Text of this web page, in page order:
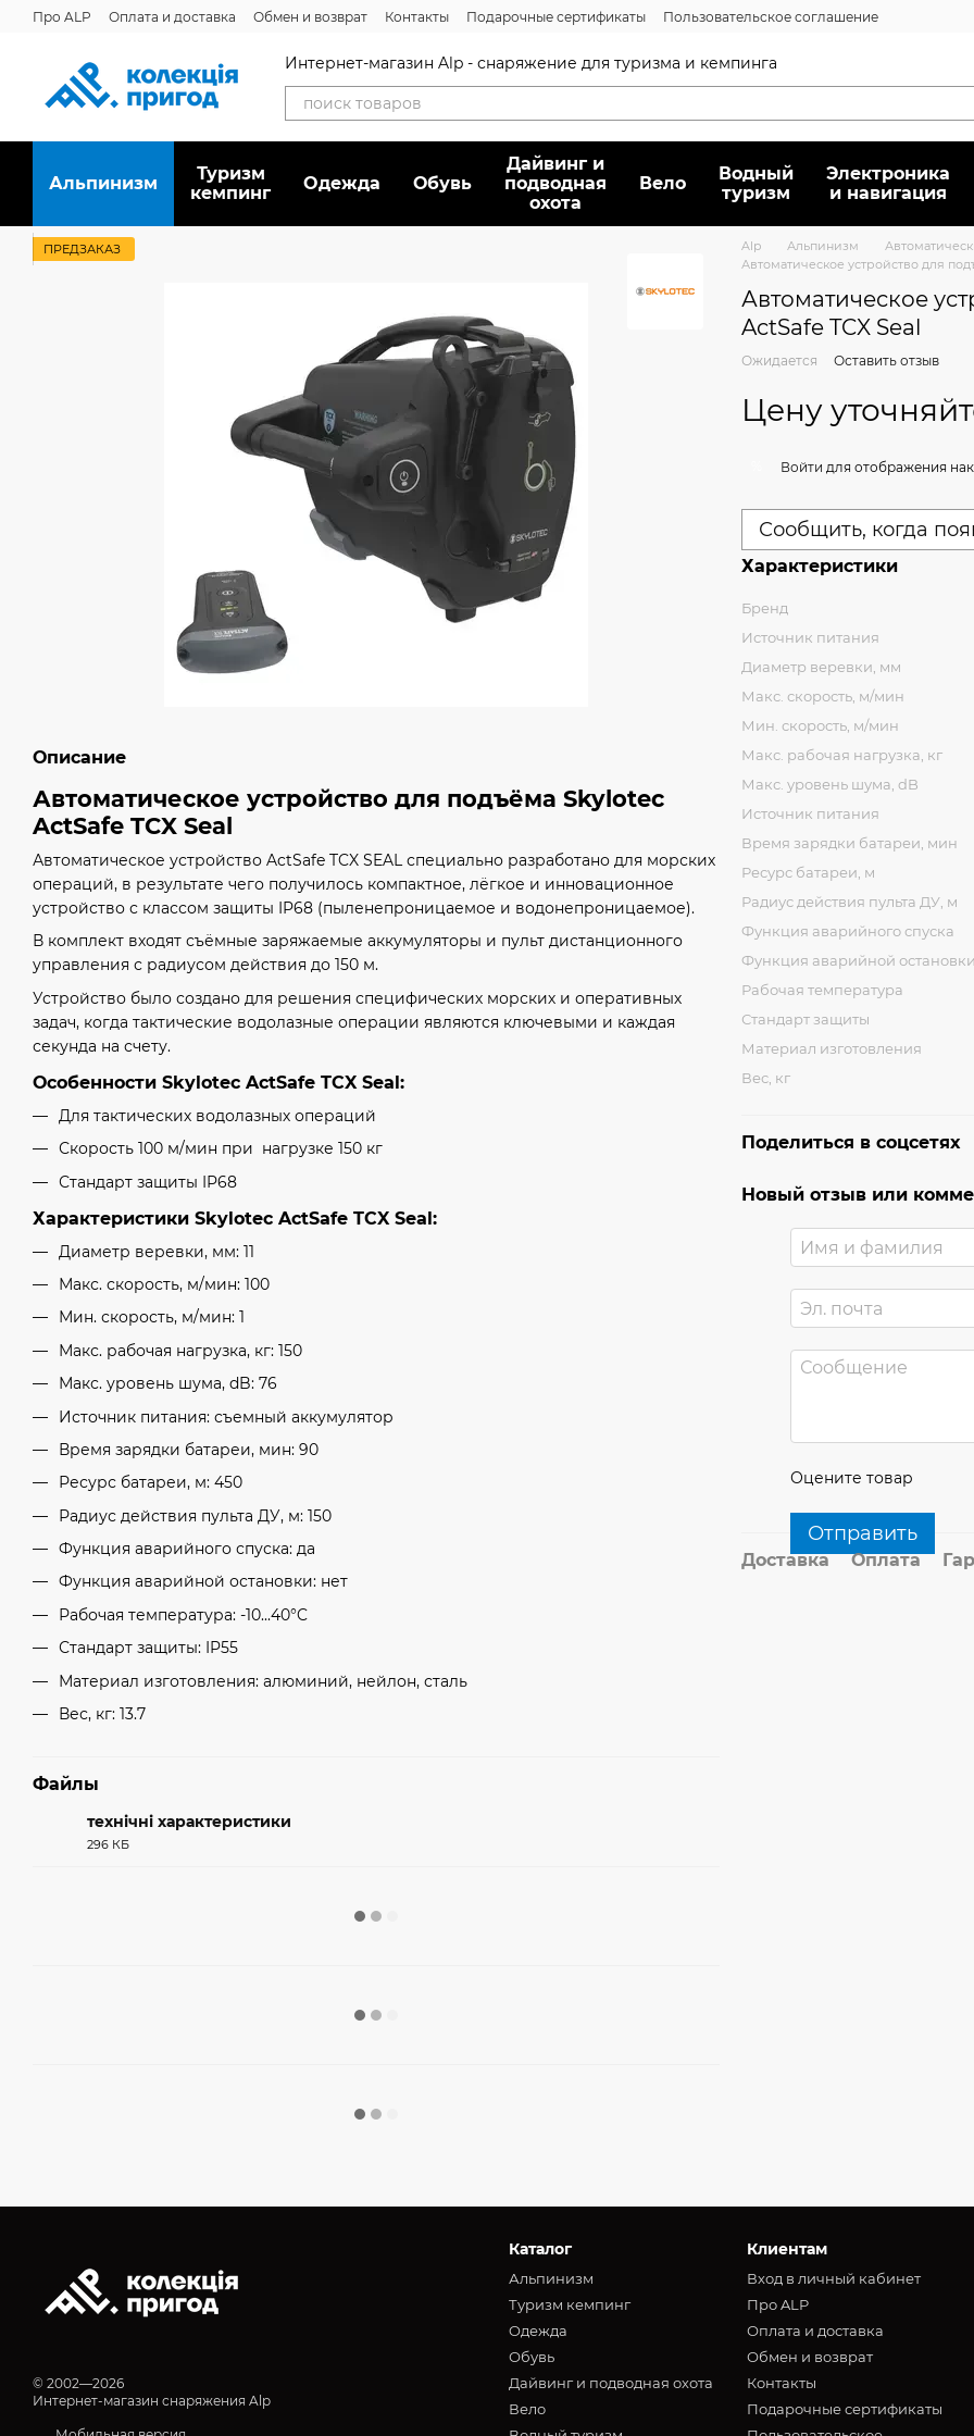
Перейти к основному контенту
Про ALP Оплата и доставка Обмен и возврат Контакты Подарочные сертификаты
Пользовательское соглашение
Интернет-магазин Alp - снаряжение для туризма и кемпинга
Альпинизм
Туризм
кемпинг
Oдежда Обувь
Дайвинг и
подводная
охота
Вело
Водный
туризм
Электроника
и навигация
ПРЕДЗАКАЗ
Описание
Автоматическое устройство для подъёма Skylotec
ActSafe TCX Seal
Автоматическое устройство ActSafe TCX SEAL специально разработано для морских
операций, в результате чего получилось компактное, лёгкое и инновационное
устройство с классом защиты IP68 (пыленепроницаемое и водонепроницаемое).
В комплект входят съёмные заряжаемые аккумуляторы и пульт дистанционного
управления с радиусом действия до 150 м.
Устройство было создано для решения специфических морских и оперативных
задач, когда тактические водолазные операции являются ключевыми и каждая
секунда на счету.
Особенности Skylotec ActSafe TCX Seal:
Для тактических водолазных операций
Скорость 100 м/мин при нагрузке 150 кг
Стандарт защиты IP68
Характеристики Skylotec ActSafe TCX Seal:
Диаметр веревки, мм: 11
Макс. скорость, м/мин: 100
Мин. скорость, м/мин: 1
Макс. рабочая нагрузка, кг: 150
Макс. уровень шума, dB: 76
Источник питания: съемный аккумулятор
Время зарядки батареи, мин: 90
Ресурс батареи, м: 450
Радиус действия пульта ДУ, м: 150
Функция аварийного спуска: да
Функция аварийной остановки: нет
Рабочая температура: -10...40°C
Стандарт защиты: IP55
Материал изготовления: алюминий, нейлон, сталь
Вес, кг: 13.7
Файлы
технічні характеристики
296 КБ
Alp Альпинизм
Автоматическое устройство для
Автоматическое
ActSafe TCX Seal
Ожидается Оставить отзыв
Цену
Войти для отображения
Сообщить, когда
Характеристики
Бренд
Источник питания
Диаметр веревки, мм
Макс. скорость, м/мин
Мин. скорость, м/мин
Макс. рабочая нагрузка, кг
Макс. уровень шума, dB
Источник питания
Время зарядки батареи, мин
Ресурс батареи, м
Радиус действия пульта ДУ, м
Функция аварийного спуска
Функция аварийной остановки
Рабочая температура
Стандарт защиты
Материал изготовления
Вес, кг
Поделиться в соцсетях
Новый отзыв или
Оцените товар
Отправить
Доставка Оплата
© 2002—2026
Интернет-магазин снаряжения Alp
Каталог
Альпинизм
Туризм кемпинг
Oдежда
Обувь
Дайвинг и подводная охота
Вело
Клиентам
Вход в личный кабинет
Про ALP
Оплата и доставка
Обмен и возврат
Контакты
Подарочные сертификаты